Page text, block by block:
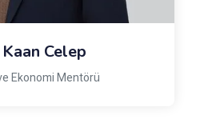
Celep
Ekonomi Mentörü